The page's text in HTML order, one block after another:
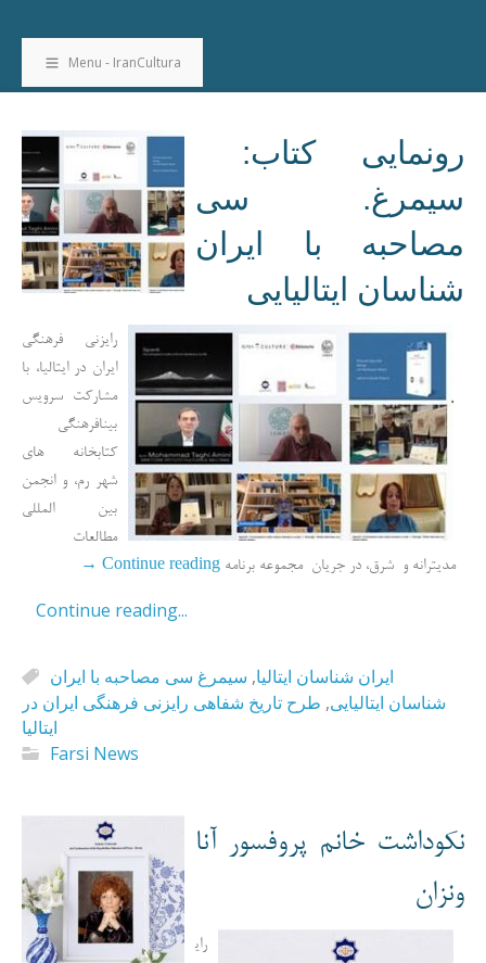
Menu - IranCultura
رونمایی کتاب:
سیمرغ. سی
مصاحبه با ایران
شناسان ایتالیایی
رایزنی فرهنگی
ایران در ایتالیا، با
مشارکت سرویس
بینافرهنگی
کتابخانه های
شهر رم، و انجمن
بین المللی
مطالعات
مدیترانه و شرق، در جریان مجموعه برنامه Continue reading
→
Continue reading...
ایران شناسان ایتالیا, سیمرغ سی مصاحبه با ایران
شناسان ایتالیایی, طرح تاریخ شفاهی رایزنی فرهنگی ایران در
ایتالیا
Farsi News
نکوداشت خانم پروفسور آنا
ونزان
رای